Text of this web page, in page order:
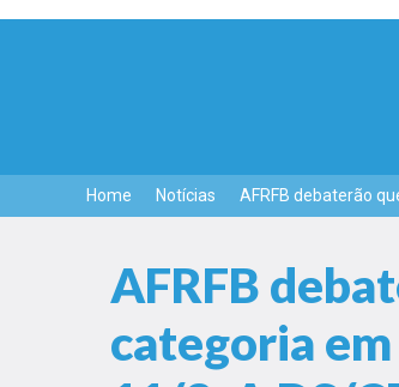
Home Notícias AFRFB debaterão
AFRFB
categoria